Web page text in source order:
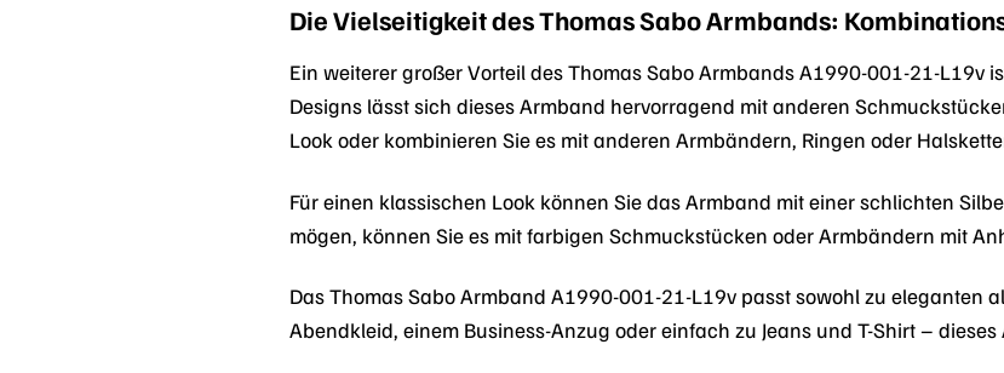
Die Vielseitigkeit des Thomas Sabo Armbands:
Ein weiterer großer Vorteil des Thomas Sabo Armbands A1990-001-21-L19v
Designs lässt sich dieses Armband hervorragend mit anderen
Look oder kombinieren Sie es mit anderen Armbändern, Ringen oder
Für einen klassischen Look können Sie das Armband mit einer schlichten
mögen, können Sie es mit farbigen Schmuckstücken oder Armbändern mit
Das Thomas Sabo Armband A1990-001-21-L19v passt sowohl zu eleganten
Abendkleid, einem Business-Anzug oder einfach zu Jeans und T-Shirt –